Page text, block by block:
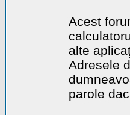
Acest
alte
Adresele
parole